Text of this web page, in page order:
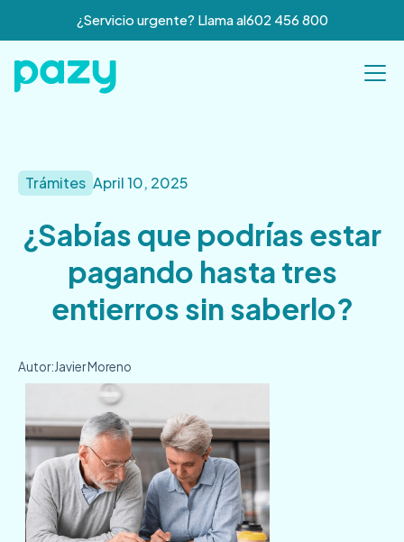
¿Servicio urgente? Llama al602 456 800
Trámites April 10, 2025
¿Sabías que podrías estar
pagando hasta tres
entierros sin saberlo?
Autor:Javier Moreno